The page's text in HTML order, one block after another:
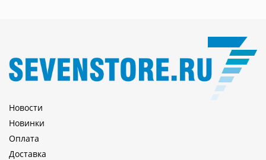
Новости
Новинки
Оплата
Доставка